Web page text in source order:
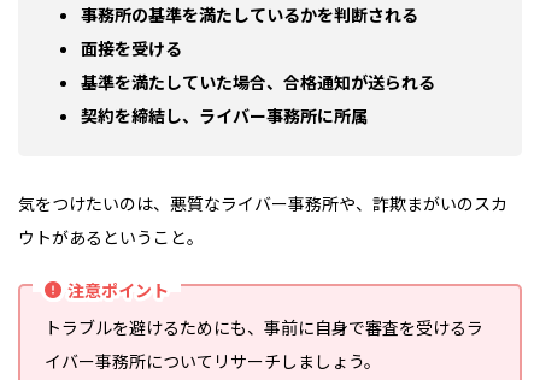
事務所の基準を満たしているかを判断される
面接を受ける
基準を満たしていた場合、合格通知が送られる
契約を締結し、ライバー事務所に所属
気をつけたいのは、悪質なライバー事務所や、詐欺まがいのスカ
ウトがあるということ。
注意ポイント
トラブルを避けるためにも、事前に自身で審査を受けるラ
イバー事務所についてリサーチしましょう。